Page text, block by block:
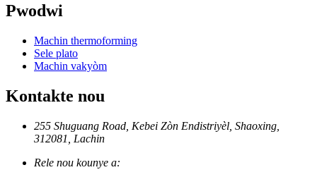
Pwodwi
Machin thermoforming
Sele plato
Machin vakyòm
Kontakte nou
255 Shuguang Road, Kebei Zòn Endistriyèl, Shaoxing,
312081, Lachin
Rele nou kounye a: